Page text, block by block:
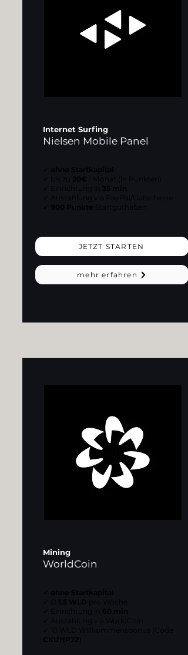
Internet Surfing
Nielsen Mobile Panel
✓ ohne Startkapital
✓ bis zu 20€ / Monat (in Punkten)
✓ Einrichtung in 35 min
✓ Auszahlung via PayPal/Gutscheine
✓ 900 Punkte Startguthaben
JETZT STARTEN
mehr erfahren
Mining
WorldCoin
✓
ohne Startkapital
✓ Ø 1,5 WLD
✓ Einrichtung in 60 min
✓ Auszahlung via WorldCoin
✓ 10 WLD Willkommensbonus (Code
CKUNPJZ